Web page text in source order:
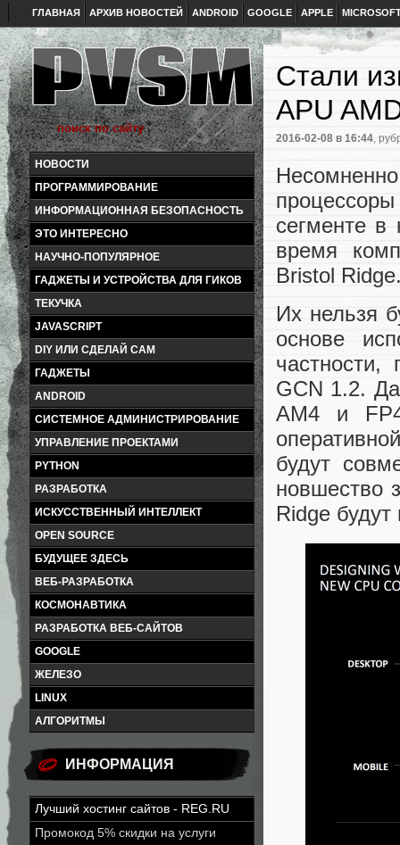
ГЛАВНАЯ АРХИВ НОВОСТЕЙ ANDROID GOOGLE APPLE
НОВОСТИ
ПРОГРАММИРОВАНИЕ
ИНФОРМАЦИОННАЯ БЕЗОПАСНОСТЬ
ЭТО ИНТЕРЕСНО
НАУЧНО-ПОПУЛЯРНОЕ
ГАДЖЕТЫ И УСТРОЙСТВА ДЛЯ ГИКОВ
ТЕКУЧКА
JAVASCRIPT
DIY ИЛИ СДЕЛАЙ САМ
ГАДЖЕТЫ
ANDROID
СИСТЕМНОЕ АДМИНИСТРИРОВАНИЕ
УПРАВЛЕНИЕ ПРОЕКТАМИ
PYTHON
РАЗРАБОТКА
ИСКУССТВЕННЫЙ ИНТЕЛЛЕКТ
OPEN SOURCE
БУДУЩЕЕ ЗДЕСЬ
ВЕБ-РАЗРАБОТКА
КОСМОНАВТИКА
РАЗРАБОТКА ВЕБ-САЙТОВ
GOOGLE
ЖЕЛЕЗО
LINUX
АЛГОРИТМЫ
ИНФОРМАЦИЯ
Лучший хостинг сайтов - REG.RU
Промокод 5% скидки на услуги
Стали
APU
2016-02-08 в 16:44,
сегменте
время
Bristol
Их нельзя
основе
GCN 1.2.
AM4 и
будут
новшество
Ridge